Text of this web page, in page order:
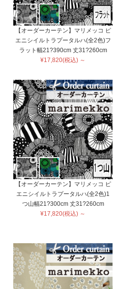
【オーダーカーテン】マリメッコ ピ
エニシイルトラプータルハ(全2色)フ
ラット幅21?390cm 丈31?260cm
¥17,820(税込) ～
【オーダーカーテン】マリメッコ ピ
エニシイルトラプータルハ(全2色)1
つ山幅21?300cm 丈31?260cm
¥17,820(税込) ～